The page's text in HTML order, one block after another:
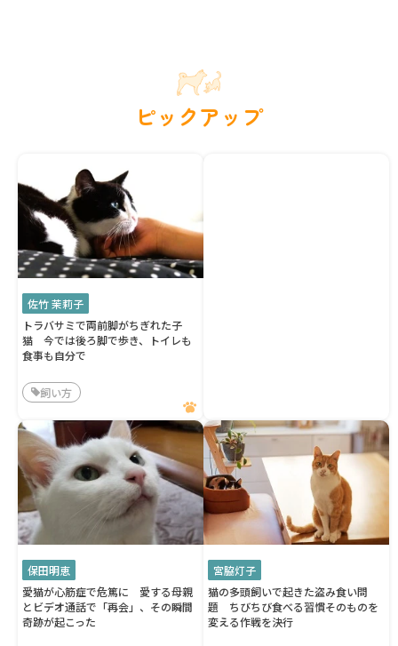
ピックアップ
佐竹 茉莉子
トラバサミで両前脚がちぎれた子
猫 今では後ろ脚で歩き、トイレも
食事も自分で
飼い方
保田明恵
愛猫が心筋症で危篤に 愛する母親
とビデオ通話で「再会」、その瞬間
奇跡が起こった
宮脇灯子
猫の多頭飼いで起きた盗み食い問
題 ちびちび食べる習慣そのものを
変える作戦を決行